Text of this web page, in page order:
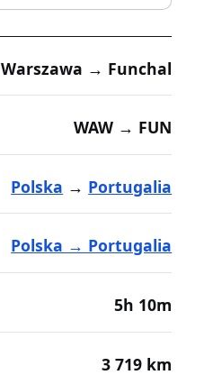
Warszawa → Funchal
WAW → FUN
Polska → Portugalia
Polska → Portugalia
5h 10m
3 719 km